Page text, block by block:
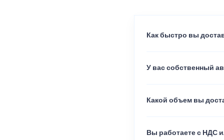
Как быстро вы
У вас собственный
Какой объем вы
Вы работаете с НДС